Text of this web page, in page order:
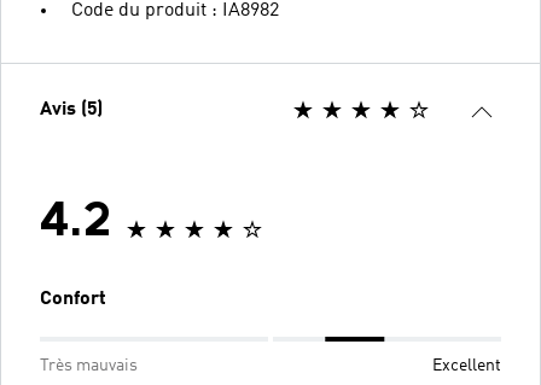
Code du produit : IA8982
Avis (5)
4.2
Confort
Très mauvais Excellent